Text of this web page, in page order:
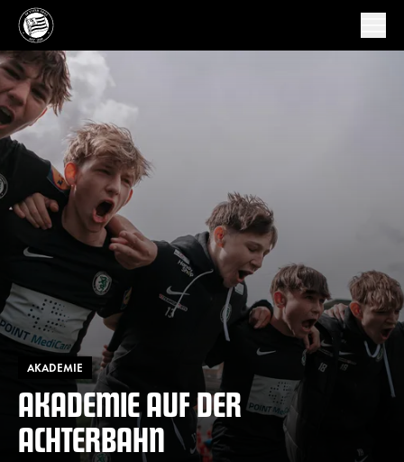
AKADEMIE
AKADEMIE AUF DER
ACHTERBAHN